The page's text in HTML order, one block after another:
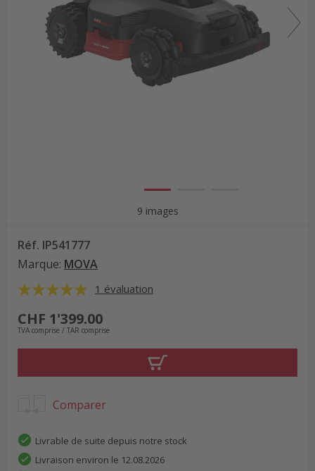
9 images
Réf. IP541777
Marque: MOVA
1 évaluation
CHF 1'399.00
TVA comprise / TAR comprise
Comparer
Livrable de suite depuis notre stock
Livraison environ le 12.08.2026